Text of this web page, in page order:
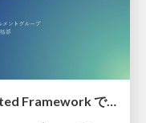
Microsoft Azure Well-Architected Framework でセキュアに